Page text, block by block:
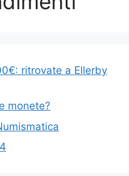
ritrovate a Ellerby
monete?